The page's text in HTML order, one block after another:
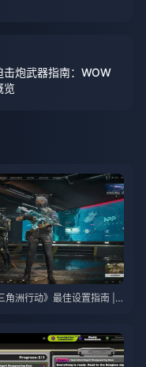
炮武器指南：WOW
览
角洲行动》最佳设置指南 | 2